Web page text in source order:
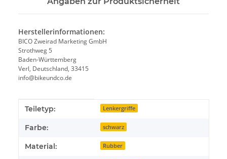
Herstellerinformationen:
BICO Zweirad Marketing GmbH
Strothweg 5
Baden-Württemberg
Verl, Deutschland, 33415
info@bikeundco.de
Produkteigenschaft
Wert
Teiletyp: Lenkergriffe
Farbe: schwarz
Material: Rubber